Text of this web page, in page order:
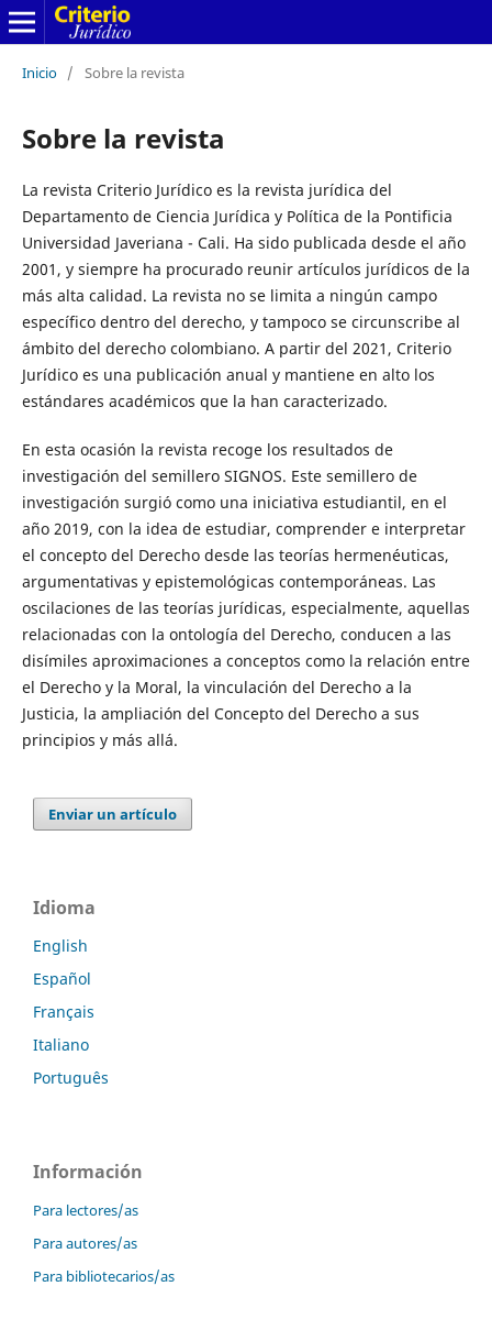
Inicio / Sobre la revista
Sobre la revista
La revista Criterio Jurídico es la revista jurídica del
Departamento de Ciencia Jurídica y Política de la Pontificia
Universidad Javeriana - Cali. Ha sido publicada desde el año
2001, y siempre ha procurado reunir artículos jurídicos de la
más alta calidad. La revista no se limita a ningún campo
específico dentro del derecho, y tampoco se circunscribe al
ámbito del derecho colombiano. A partir del 2021, Criterio
Jurídico es una publicación anual y mantiene en alto los
estándares académicos que la han caracterizado.
En esta ocasión la revista recoge los resultados de
investigación del semillero SIGNOS. Este semillero de
investigación surgió como una iniciativa estudiantil, en el
año 2019, con la idea de estudiar, comprender e interpretar
el concepto del Derecho desde las teorías hermenéuticas,
argumentativas y epistemológicas contemporáneas. Las
oscilaciones de las teorías jurídicas, especialmente, aquellas
relacionadas con la ontología del Derecho, conducen a las
disímiles aproximaciones a conceptos como la relación entre
el Derecho y la Moral, la vinculación del Derecho a la
Justicia, la ampliación del Concepto del Derecho a sus
principios y más allá.
Enviar un artículo
Idioma
English
Español
Français
Italiano
Português
Información
Para lectores/as
Para autores/as
Para bibliotecarios/as